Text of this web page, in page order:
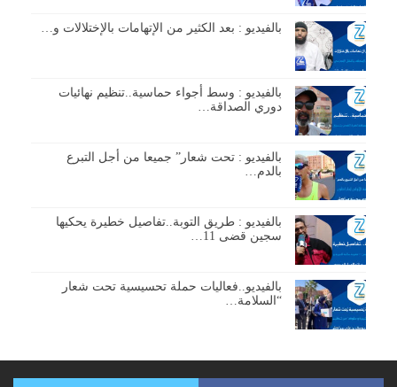
بالفيديو : بعد الكثير من الإتهامات بالإختلالات و…
بالفيديو : وسط أجواء حماسية..تنظيم نهائيات
دوري الصداقة…
بالفيديو : تحت شعار” جميعا من أجل التبرع
بالدم…
بالفيديو : طريق التوبة..تفاصيل خطيرة يحكيها
سجين قضى 11…
بالفيديو..فعاليات حملة تحسيسية تحت شعار
“السلامة…